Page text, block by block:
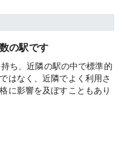
の駅です
ち、近隣の駅の中で標準的
はなく、近隣でよく利用さ
に影響を及ぼすこともあり